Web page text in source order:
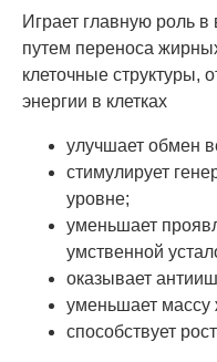
Играет главную роль в
путем переноса
клеточные структуры,
энергии в клетках
улучшает обмен
стимулирует
уровне;
уменьшает
умственной
оказывает
уменьшает массу
способствует